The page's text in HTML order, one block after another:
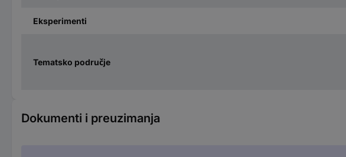
Eksperimenti
Tematsko područje
Dokumenti i preuzimanja